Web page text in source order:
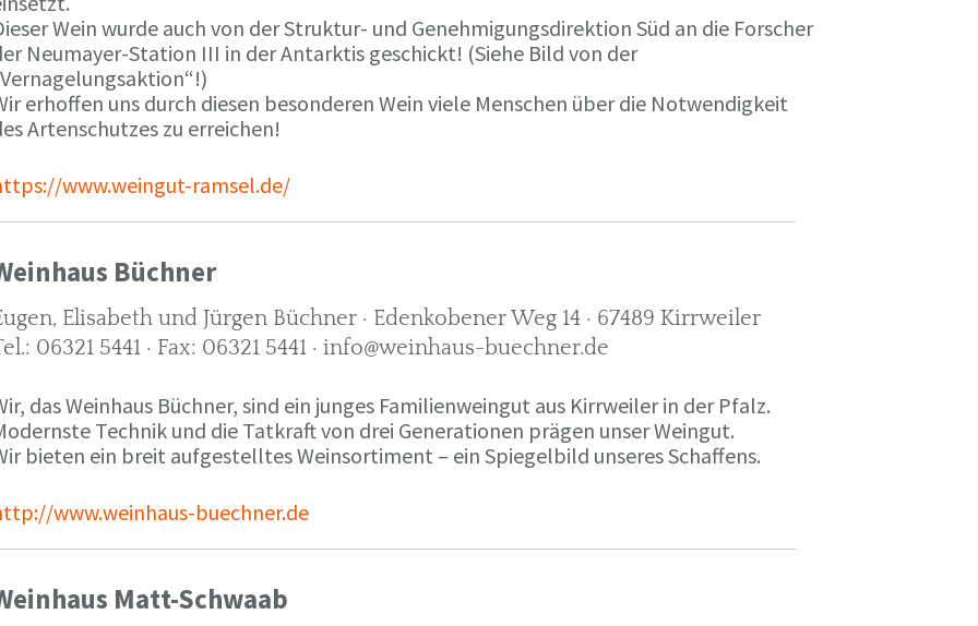
Wein wurde auch von der Struktur- und Genehmigungsdirektion Süd an die Forscher
Neumayer-Station III in der Antarktis geschickt! (Siehe Bild von der
erhoffen uns durch diesen besonderen Wein viele Menschen über die Notwendigkeit
Artenschutzes zu erreichen!
www.weingut-ramsel.de/
Büchner
Elisabeth und Jürgen Büchner · Edenkobener Weg 14 · 67489 Kirrweiler
06321 5441 · Fax: 06321 5441 · info@weinhaus-buechner.de
das Weinhaus Büchner, sind ein junges Familienweingut aus Kirrweiler in der Pfalz.
Technik und die Tatkraft von drei Generationen prägen unser Weingut.
bieten ein breit aufgestelltes Weinsortiment – ein Spiegelbild unseres Schaffens.
www.weinhaus-buechner.de
Matt-Schwaab